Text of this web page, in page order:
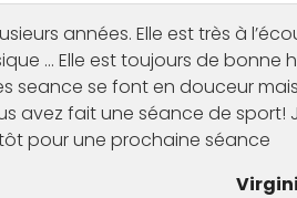
années. Elle est très à
… Elle est toujours de bonne
seance se font en douceur
avez fait une séance de sport!
pour une prochaine séance